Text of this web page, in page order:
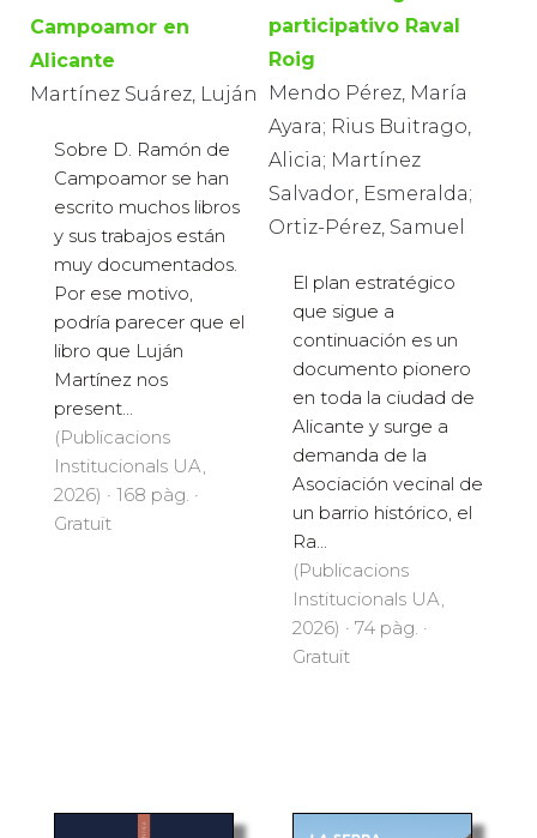
Campoamor en
Alicante
Martínez Suárez, Luján
Sobre D. Ramón de
Campoamor se han
escrito muchos libros
y sus trabajos están
muy documentados.
Por ese motivo,
podría parecer que el
libro que Luján
Martínez nos
present...
(Publicacions
Institucionals UA,
2026) · 168 pàg. ·
Gratuït
participativo Raval
Roig
Mendo Pérez, María
Ayara; Rius Buitrago,
Alicia; Martínez
Salvador, Esmeralda;
Ortiz-Pérez, Samuel
El plan estratégico
que sigue a
continuación es un
documento pionero
en toda la ciudad de
Alicante y surge a
demanda de la
Asociación vecinal de
un barrio histórico, el
Ra...
(Publicacions
Institucionals UA,
2026) · 74 pàg. ·
Gratuït